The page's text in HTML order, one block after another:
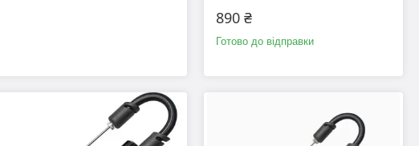
890 ₴
Готово до відправки